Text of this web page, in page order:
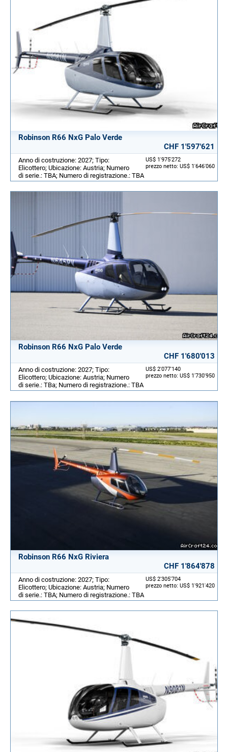
Robinson R66 NxG Palo Verde
CHF 1'597'621
US$ 1'975'272
prezzo netto: US$ 1'646'060
Anno di costruzione: 2027; Tipo:
Elicottero; Ubicazione: Austria; Numero
di serie.: TBA; Numero di registrazione.: TBA
Robinson R66 NxG Palo Verde
CHF 1'680'013
US$ 2'077'140
prezzo netto: US$ 1'730'950
Anno di costruzione: 2027; Tipo:
Elicottero; Ubicazione: Austria; Numero
di serie.: TBa; Numero di registrazione.: TBA
Robinson R66 NxG Riviera
CHF 1'864'878
US$ 2'305'704
prezzo netto: US$ 1'921'420
Anno di costruzione: 2027; Tipo:
Elicottero; Ubicazione: Austria; Numero
di serie.: TBA; Numero di registrazione.: TBA